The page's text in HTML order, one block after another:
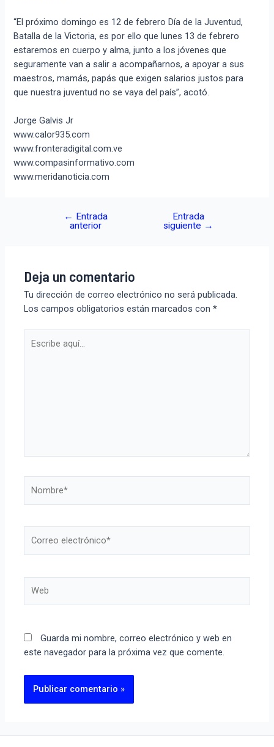
“El próximo domingo es 12 de febrero Día de la Juventud,
Batalla de la Victoria, es por ello que lunes 13 de febrero
estaremos en cuerpo y alma, junto a los jóvenes que
seguramente van a salir a acompañarnos, a apoyar a sus
maestros, mamás, papás que exigen salarios justos para
que nuestra juventud no se vaya del país”, acotó.
Jorge Galvis Jr
www.calor935.com
www.fronteradigital.com.ve
www.compasinformativo.com
www.meridanoticia.com
← Entrada
anterior
Entrada
siguiente →
Deja un comentario
Tu dirección de correo electrónico no será publicada.
Los campos obligatorios están marcados con*
Guarda mi nombre, correo electrónico y web en
este navegador para la próxima vez que comente.